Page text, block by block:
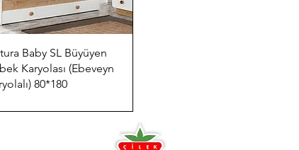
Quick View
Baby SL Büyüyen
Karyolası (Ebeveyn
80*180